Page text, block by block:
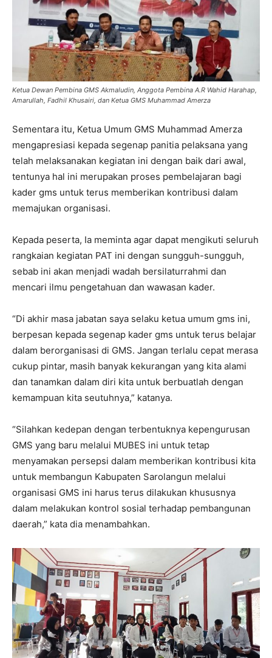
Ketua Dewan Pembina GMS Akmaludin, Anggota Pembina A.R Wahid Harahap,
Amarullah, Fadhil Khusairi, dan Ketua GMS Muhammad Amerza
Sementara itu, Ketua Umum GMS Muhammad Amerza
mengapresiasi kepada segenap panitia pelaksana yang
telah melaksanakan kegiatan ini dengan baik dari awal,
tentunya hal ini merupakan proses pembelajaran bagi
kader gms untuk terus memberikan kontribusi dalam
memajukan organisasi.
Kepada peserta, Ia meminta agar dapat mengikuti seluruh
rangkaian kegiatan PAT ini dengan sungguh-sungguh,
sebab ini akan menjadi wadah bersilaturrahmi dan
mencari ilmu pengetahuan dan wawasan kader.
“Di akhir masa jabatan saya selaku ketua umum gms ini,
berpesan kepada segenap kader gms untuk terus belajar
dalam berorganisasi di GMS. Jangan terlalu cepat merasa
cukup pintar, masih banyak kekurangan yang kita alami
dan tanamkan dalam diri kita untuk berbuatlah dengan
kemampuan kita seutuhnya,” katanya.
“Silahkan kedepan dengan terbentuknya kepengurusan
GMS yang baru melalui MUBES ini untuk tetap
menyamakan persepsi dalam memberikan kontribusi kita
untuk membangun Kabupaten Sarolangun melalui
organisasi GMS ini harus terus dilakukan khususnya
dalam melakukan kontrol sosial terhadap pembangunan
daerah,” kata dia menambahkan.